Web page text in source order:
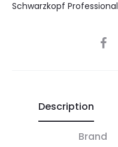
Schwarzkopf Professional
SHARE
Description
Brand